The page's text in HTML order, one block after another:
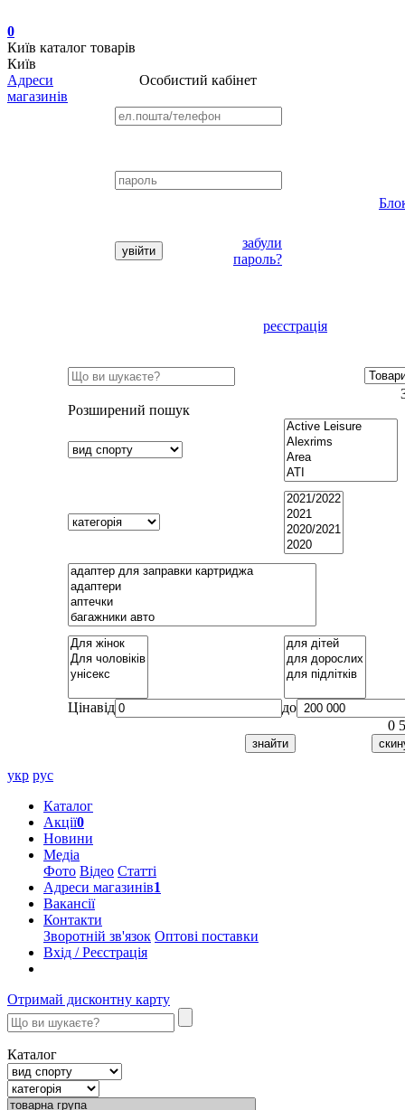
0
Київ каталог товарів
Київ
Адреси
магазинів
Особистий кабінет
забули
пароль?
реєстрація
Розширений пошук
Цінавід
до
0
укр рус
Каталог
Акції0
Новини
Медіа
Фото Відео Статті
Адреси магазинів1
Вакансії
Контакти
Зворотній зв'язок Оптові поставки
Вхід / Реєстрація
Отримай дисконтну карту
Каталог